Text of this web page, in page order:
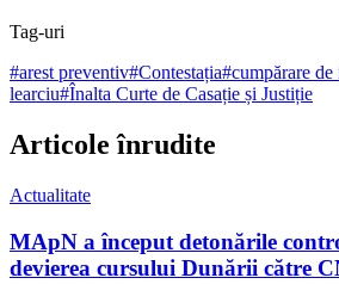
Tag-uri
#arest preventiv#Contestația#cumpărare
learciu#Înalta Curte de Casație și Justiție
Articole înrudite
Actualitate
MApN a început detonările
devierea cursului Dunării către